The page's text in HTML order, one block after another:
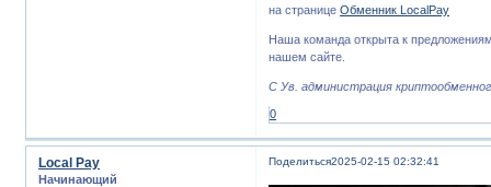
на страницеОбменник LocalPay
Наша команда открыта к
нашем сайте.
С Ув. администрация
0
Поделиться2025-02-15 02:32:41
Local Pay
Начинающий